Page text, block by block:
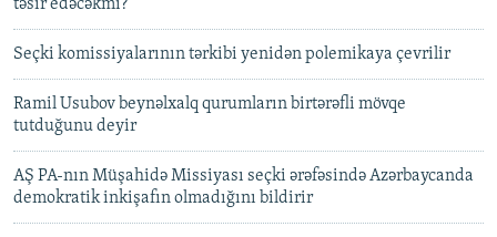
təsir edəcəkmi?
Seçki komissiyalarının tərkibi yenidən polemikaya çevrilir
Ramil Usubov beynəlxalq qurumların birtərəfli mövqe
tutduğunu deyir
AŞ PA-nın Müşahidə Missiyası seçki ərəfəsində Azərbaycanda
demokratik inkişafın olmadığını bildirir